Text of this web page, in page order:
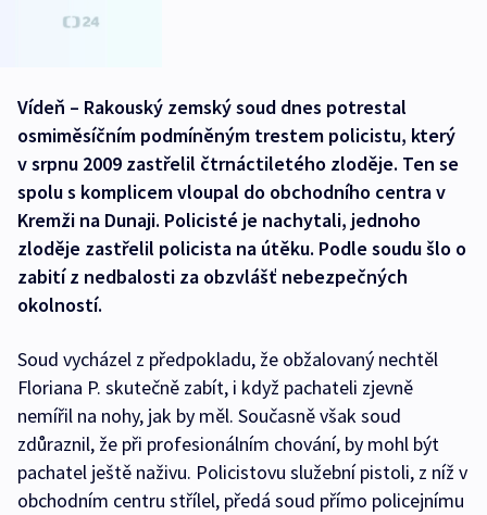
Vídeň – Rakouský zemský soud dnes potrestal
osmiměsíčním podmíněným trestem policistu, který
v srpnu 2009 zastřelil čtrnáctiletého zloděje. Ten se
spolu s komplicem vloupal do obchodního centra v
Kremži na Dunaji. Policisté je nachytali, jednoho
zloděje zastřelil policista na útěku. Podle soudu šlo o
zabití z nedbalosti za obzvlášť nebezpečných
okolností.
Soud vycházel z předpokladu, že obžalovaný nechtěl
Floriana P. skutečně zabít, i když pachateli zjevně
nemířil na nohy, jak by měl. Současně však soud
zdůraznil, že při profesionálním chování, by mohl být
pachatel ještě naživu. Policistovu služební pistoli, z níž v
obchodním centru střílel, předá soud přímo policejnímu